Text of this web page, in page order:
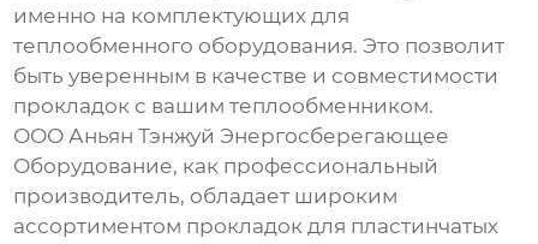
именно на комплектующих для
теплообменного оборудования. Это позволит
быть уверенным в качестве и совместимости
прокладок с вашим теплообменником.
ООО Аньян Тэнжуй Энергосберегающее
Оборудование, как профессиональный
производитель, обладает широким
ассортиментом прокладок для пластинчатых